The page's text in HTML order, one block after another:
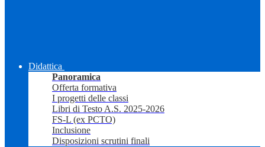
Didattica
Panoramica
Offerta formativa
I progetti delle classi
Libri di Testo A.S. 2025-2026
FS-L (ex PCTO)
Inclusione
Disposizioni scrutini finali